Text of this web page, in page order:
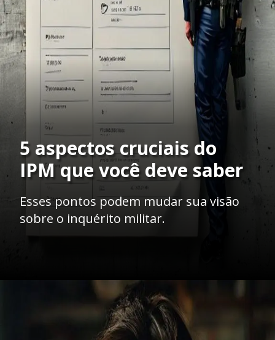
5 aspectos cruciais do
IPM que você deve saber
Esses pontos podem mudar sua visão
sobre o inquérito militar.
https://ademilsoncs.adv.br/